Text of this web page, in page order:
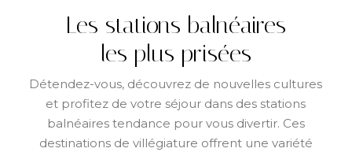
Les stations balnéaires
les plus prisées
Détendez-vous, découvrez de nouvelles cultures
et profitez de votre séjour dans des stations
balnéaires tendance pour vous divertir. Ces
destinations de villégiature offrent une variété